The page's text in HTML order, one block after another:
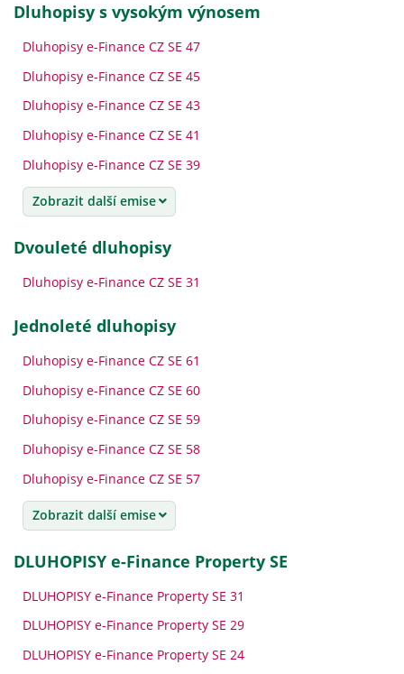
dluhopisy s vysokým výnosem
Dluhopisy e-Finance CZ SE 47
Dluhopisy e-Finance CZ SE 45
Dluhopisy e-Finance CZ SE 43
Dluhopisy e-Finance CZ SE 41
Dluhopisy e-Finance CZ SE 39
Zobrazit další emise
dvouleté dluhopisy
Dluhopisy e-Finance CZ SE 31
jednoleté dluhopisy
Dluhopisy e-Finance CZ SE 61
Dluhopisy e-Finance CZ SE 60
Dluhopisy e-Finance CZ SE 59
Dluhopisy e-Finance CZ SE 58
Dluhopisy e-Finance CZ SE 57
Zobrazit další emise
DLUHOPISY e-Finance Property SE
DLUHOPISY e-Finance Property SE 31
DLUHOPISY e-Finance Property SE 29
DLUHOPISY e-Finance Property SE 24